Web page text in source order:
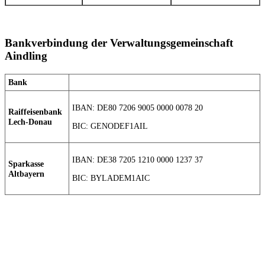
Bankverbindung der Verwaltungsgemeinschaft
Aindling
Bank
Raiffeisenbank
Lech-Donau
IBAN: DE80 7206 9005 0000 0078 20
BIC: GENODEF1AIL
Sparkasse
Altbayern
IBAN: DE38 7205 1210 0000 1237 37
BIC: BYLADEM1AIC